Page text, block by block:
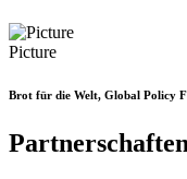
Picture
Brot für die Welt, Global Policy